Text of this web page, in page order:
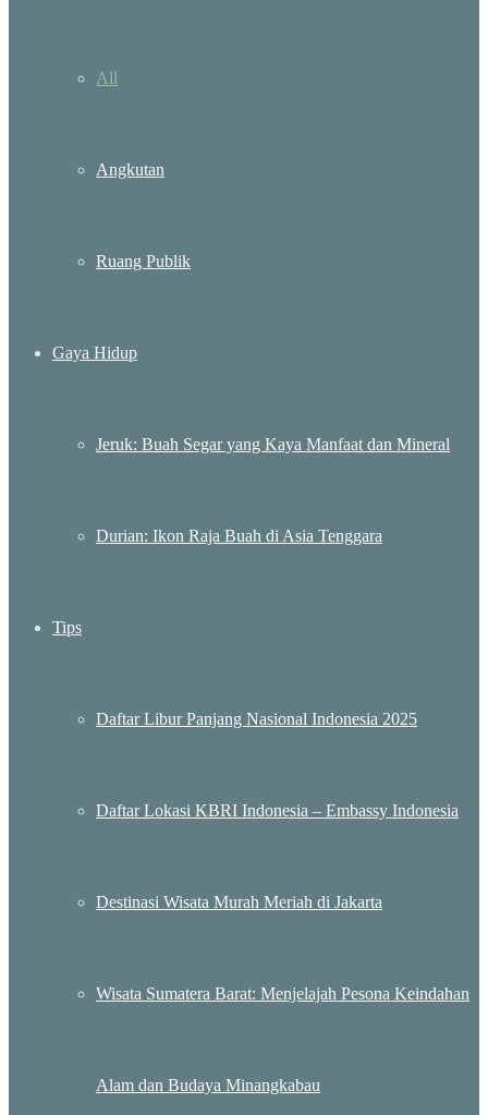
All
Angkutan
Ruang Publik
Gaya Hidup
Jeruk: Buah Segar yang Kaya Manfaat dan Mineral
Durian: Ikon Raja Buah di Asia Tenggara
Tips
Daftar Libur Panjang Nasional Indonesia 2025
Daftar Lokasi KBRI Indonesia – Embassy Indonesia
Destinasi Wisata Murah Meriah di Jakarta
Wisata Sumatera Barat: Menjelajah Pesona Keindahan
Alam dan Budaya Minangkabau